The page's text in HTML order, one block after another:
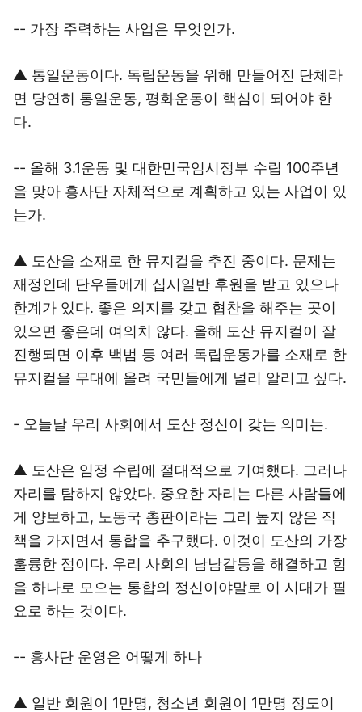
-- 가장 주력하는 사업은 무엇인가.
▲ 통일운동이다. 독립운동을 위해 만들어진 단체라
면 당연히 통일운동, 평화운동이 핵심이 되어야 한
다.
-- 올해 3.1운동 및 대한민국임시정부 수립 100주년
을 맞아 흥사단 자체적으로 계획하고 있는 사업이 있
는가.
▲ 도산을 소재로 한 뮤지컬을 추진 중이다. 문제는
재정인데 단우들에게 십시일반 후원을 받고 있으나
한계가 있다. 좋은 의지를 갖고 협찬을 해주는 곳이
있으면 좋은데 여의치 않다. 올해 도산 뮤지컬이 잘
진행되면 이후 백범 등 여러 독립운동가를 소재로 한
뮤지컬을 무대에 올려 국민들에게 널리 알리고 싶다.
- 오늘날 우리 사회에서 도산 정신이 갖는 의미는.
▲ 도산은 임정 수립에 절대적으로 기여했다. 그러나
자리를 탐하지 않았다. 중요한 자리는 다른 사람들에
게 양보하고, 노동국 총판이라는 그리 높지 않은 직
책을 가지면서 통합을 추구했다. 이것이 도산의 가장
훌륭한 점이다. 우리 사회의 남남갈등을 해결하고 힘
을 하나로 모으는 통합의 정신이야말로 이 시대가 필
요로 하는 것이다.
-- 흥사단 운영은 어떻게 하나
▲ 일반 회원이 1만명, 청소년 회원이 1만명 정도이